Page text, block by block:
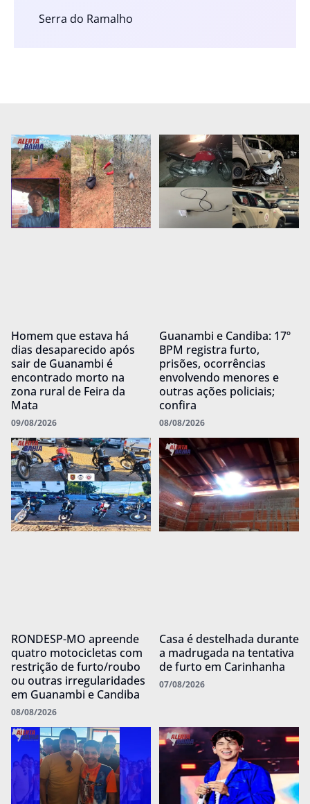
Serra do Ramalho
Homem que estava há
dias desaparecido após
sair de Guanambi é
encontrado morto na
zona rural de Feira da
Mata
09/08/2026
Guanambi e Candiba: 17º
BPM registra furto,
prisões, ocorrências
envolvendo menores e
outras ações policiais;
confira
08/08/2026
RONDESP-MO apreende
quatro motocicletas com
restrição de furto/roubo
ou outras irregularidades
em Guanambi e Candiba
08/08/2026
Casa é destelhada durante
a madrugada na tentativa
de furto em Carinhanha
07/08/2026